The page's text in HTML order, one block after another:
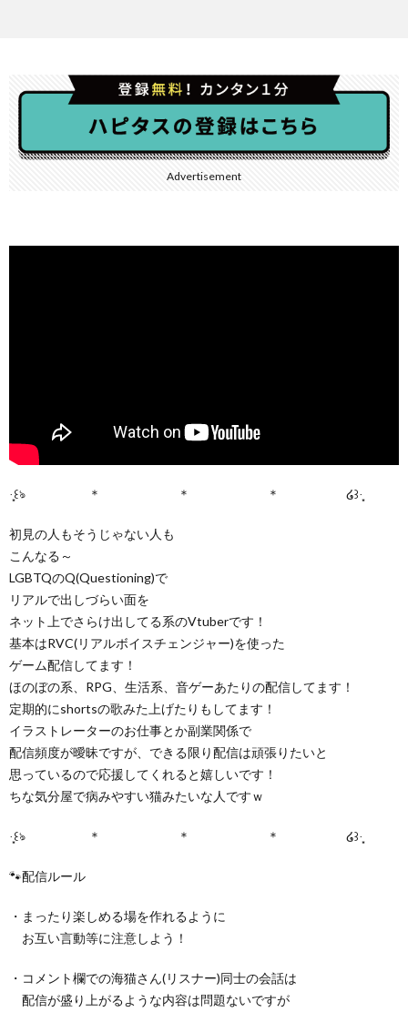
Advertisement
·̩͙꒰ঌ ＊ ＊ ＊ ໒꒱·̩͙
初見の人もそうじゃない人も
こんなる～
LGBTQのQ(Questioning)で
リアルで出しづらい面を
ネット上でさらけ出してる系のVtuberです！
基本はRVC(リアルボイスチェンジャー)を使った
ゲーム配信してます！
ほのぼの系、RPG、生活系、音ゲーあたりの配信してます！
定期的にshortsの歌みた上げたりもしてます！
イラストレーターのお仕事とか副業関係で
配信頻度が曖昧ですが、できる限り配信は頑張りたいと
思っているので応援してくれると嬉しいです！
ちな気分屋で病みやすい猫みたいな人ですｗ
·̩͙꒰ঌ ＊ ＊ ＊ ໒꒱·̩͙
🐾配信ルール
・まったり楽しめる場を作れるように
お互い言動等に注意しよう！
・コメント欄での海猫さん(リスナー)同士の会話は
配信が盛り上がるような内容は問題ないですが